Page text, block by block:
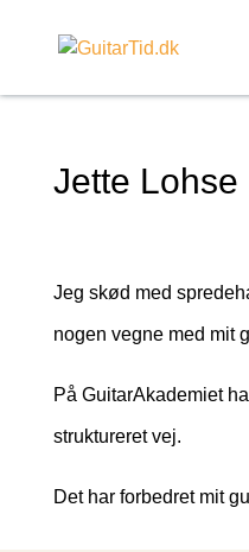
Jette Lohse
Jeg skød med
nogen vegne med mit
På GuitarAkademiet
struktureret vej.
Det har forbedret mit